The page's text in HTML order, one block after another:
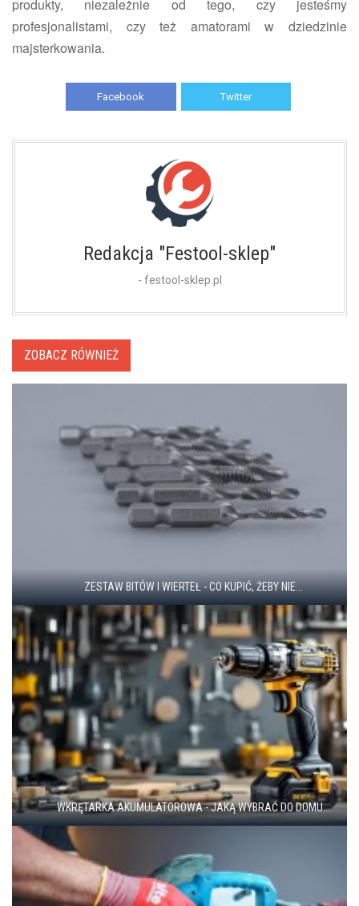
produkty, niezależnie od tego, czy jesteśmy
profesjonalistami, czy też amatorami w dziedzinie
majsterkowania.
Facebook Twitter
Redakcja "Festool-sklep"
- festool-sklep.pl
ZOBACZ RÓWNIEŻ
ZESTAW BITÓW I WIERTEŁ - CO KUPIĆ, ŻEBY NIE...
WKRĘTARKA AKUMULATOROWA - JAKĄ WYBRAĆ DO DOMU...